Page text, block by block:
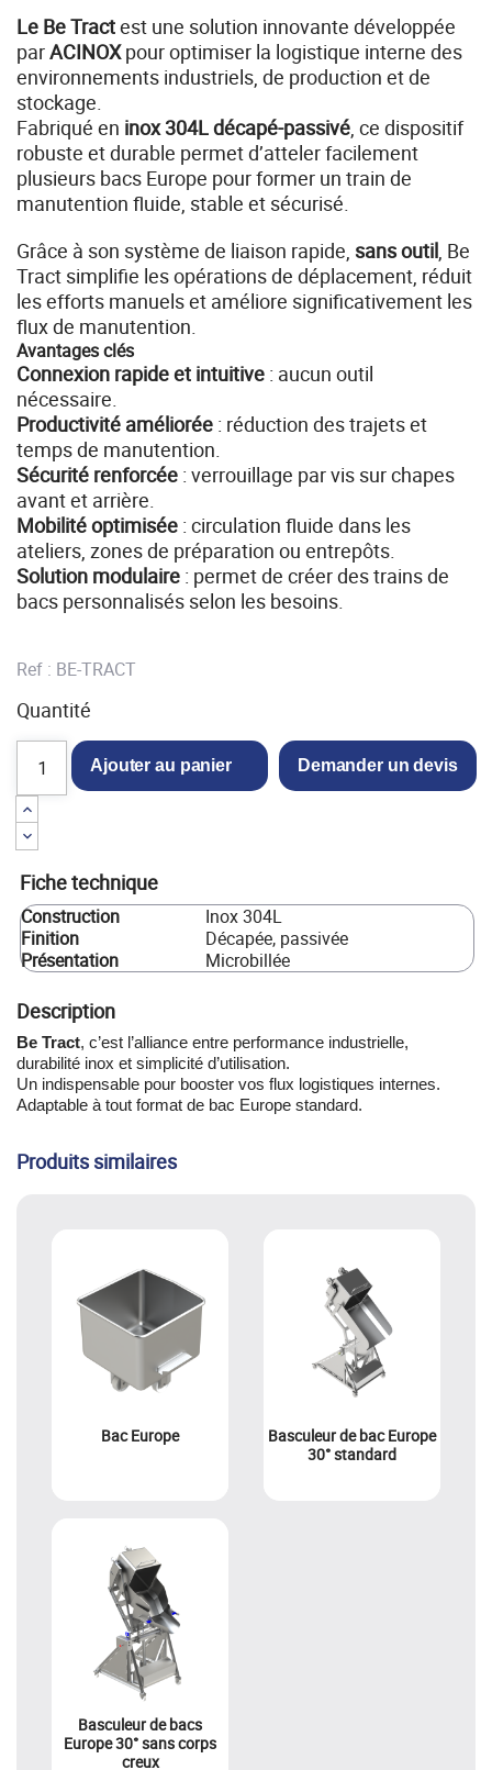
Le Be Tractest une solution innovante développée
parACINOXpour optimiser la logistique interne des
environnements industriels, de production et de
stockage.
Fabriqué en inox 304L décapé-passivé, ce dispositif
robuste et durable permet d’atteler facilement
plusieurs bacs Europe pour former un train de
manutention fluide, stable et sécurisé.
Grâce à son système de liaison rapide, sans outil, Be
Tract simplifie les opérations de déplacement, réduit
les efforts manuels et améliore significativement les
flux de manutention.
Avantages clés
Connexion rapide et intuitive : aucun outil
nécessaire.
Productivité améliorée : réduction des trajets et
temps de manutention.
Sécurité renforcée : verrouillage par vis sur chapes
avant et arrière.
Mobilité optimisée : circulation fluide dans les
ateliers, zones de préparation ou entrepôts.
Solution modulaire : permet de créer des trains de
bacs personnalisés selon les besoins.
Ref : BE-TRACT
Quantité
Ajouter au panier Demander un devis
Fiche technique
Construction
Inox 304L
Finition
Décapée, passivée
Présentation
Microbillée
Description
Be Tract, c’est l’alliance entre performance industrielle,
durabilité inox et simplicité d’utilisation.
Un indispensable pour booster vos flux logistiques internes.
Adaptable à tout format de bac Europe standard.
Produits similaires
Bac Europe
Basculeur de bac Europe
30° standard
Basculeur de bacs
Europe 30° sans corps
creux